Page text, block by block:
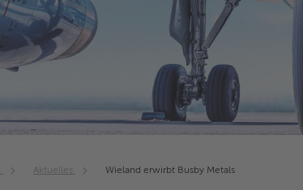
Aktuelles Wieland erwirbt Busby Metals